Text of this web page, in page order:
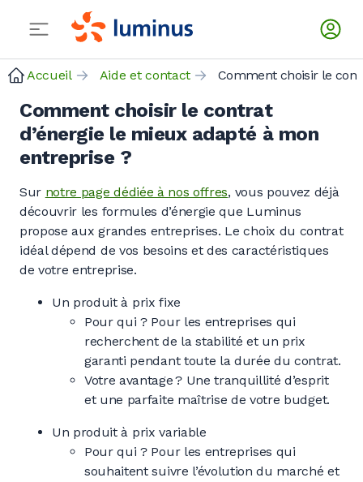
Accueil Aide et contact
Comment choisir le contrat
d’énergie le mieux adapté à mon
entreprise ?
Sur notre page dédiée à nos offres, vous pouvez déjà
découvrir les formules d’énergie que Luminus
propose aux grandes entreprises. Le choix du contrat
idéal dépend de vos besoins et des caractéristiques
de votre entreprise.
Un produit à prix fixe
Pour qui ? Pour les entreprises qui
recherchent de la stabilité et un prix
garanti pendant toute la durée du contrat.
Votre avantage ? Une tranquillité d’esprit
et une parfaite maîtrise de votre budget.
Un produit à prix variable
Pour qui ? Pour les entreprises qui
souhaitent suivre l’évolution du marché et